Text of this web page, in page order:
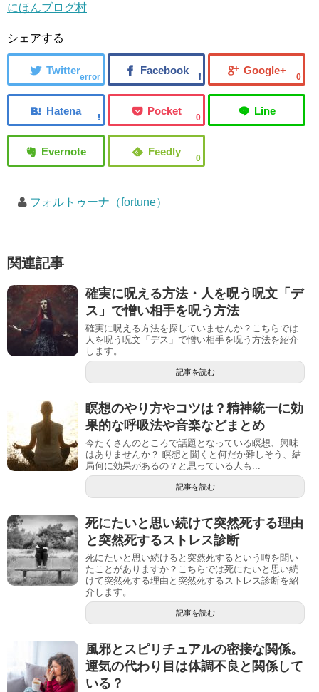
にほんブログ村
シェアする
error 0
0
0
フォルトゥーナ（fortune）
関連記事
確実に呪える方法・人を呪う呪文「デ
ス」で憎い相手を呪う方法
確実に呪える方法を探していませんか？こちらでは
人を呪う呪文「デス」で憎い相手を呪う方法を紹介
します。
記事を読む
瞑想のやり方やコツは？精神統一に効
果的な呼吸法や音楽などまとめ
今たくさんのところで話題となっている瞑想、興味
はありませんか？ 瞑想と聞くと何だか難しそう、結
局何に効果があるの？と思っている人も...
記事を読む
死にたいと思い続けて突然死する理由
と突然死するストレス診断
死にたいと思い続けると突然死するという噂を聞い
たことがありますか？こちらでは死にたいと思い続
けて突然死する理由と突然死するストレス診断を紹
介します。
記事を読む
風邪とスピリチュアルの密接な関係。
運気の代わり目は体調不良と関係して
いる？